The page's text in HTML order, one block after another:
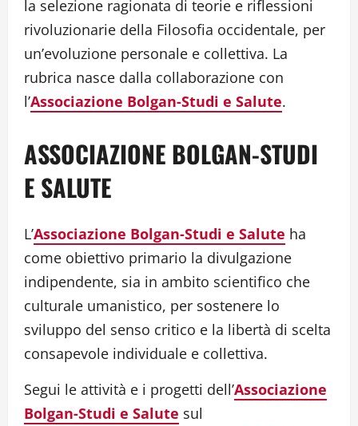
la selezione ragionata di teorie e riflessioni
rivoluzionarie della Filosofia occidentale, per
un’evoluzione personale e collettiva. La
rubrica nasce dalla collaborazione con
l’Associazione Bolgan-Studi e Salute.
ASSOCIAZIONE BOLGAN-STUDI
E SALUTE
L’Associazione Bolgan-Studi e Salute ha
come obiettivo primario la divulgazione
indipendente, sia in ambito scientifico che
culturale umanistico, per sostenere lo
sviluppo del senso critico e la libertà di scelta
consapevole individuale e collettiva.
Segui le attività e i progetti dell’Associazione
Bolgan-Studi e Salute sul